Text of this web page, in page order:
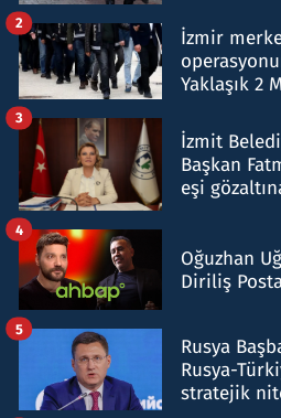
İzmir
Yaklaşık 2
2
İzmit
Başkan
eşi
3
Oğuzhan
Diriliş
4
Rusya
Rusya-
stratejik
5